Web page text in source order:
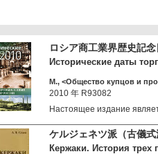
ロシア商工業界歴史記
Исторические даты
М., <Общество купцов и
2010 年 R93082
Настоящее издание
ケルジェネツ派（古儀
Кержаки. История